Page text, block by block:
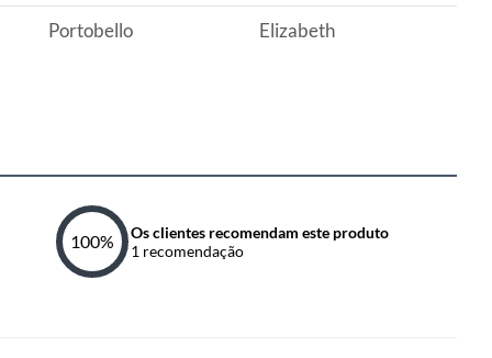
Portobello Elizabeth
100%
Os clientes recomendam este produto
1 recomendação